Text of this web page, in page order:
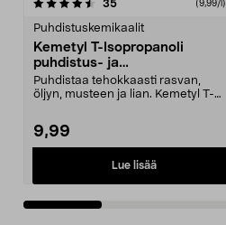
35arvostelut (9,99/l)
Puhdistuskemikaalit
Kemetyl T-Isopropanoli
puhdistus- ja
rasvanpoistoaine, 1 l
Puhdistaa tehokkaasti rasvan,
öljyn, musteen ja lian. Kemetyl T-
9,99
Lue lisää
4.5 viidestä